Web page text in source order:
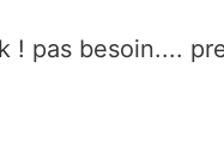
! pas besoin....